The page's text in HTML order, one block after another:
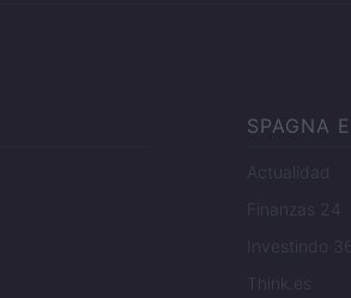
SPAGNA
Actualidad
Finanzas 24
Investindo
Think.es